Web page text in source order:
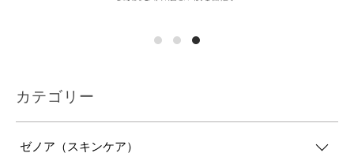
カテゴリー
ゼノア（スキンケア）